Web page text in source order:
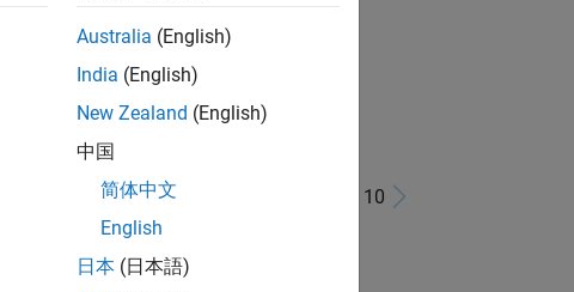
1 - 10 di 10
Australia (English)
India (English)
New Zealand (English)
中国
简体中文
English
日本 (日本語)